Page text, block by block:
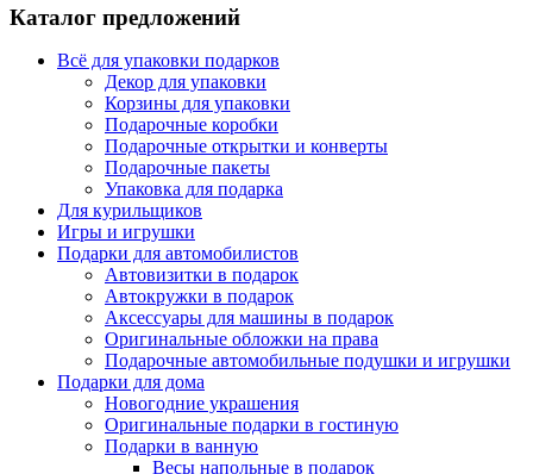
Каталог предложений
Всё для упаковки подарков
Декор для упаковки
Корзины для упаковки
Подарочные коробки
Подарочные открытки и конверты
Подарочные пакеты
Упаковка для подарка
Для курильщиков
Игры и игрушки
Подарки для автомобилистов
Автовизитки в подарок
Автокружки в подарок
Аксессуары для машины в подарок
Оригинальные обложки на права
Подарочные автомобильные подушки и игрушки
Подарки для дома
Новогодние украшения
Оригинальные подарки в гостиную
Подарки в ванную
Весы напольные в подарок